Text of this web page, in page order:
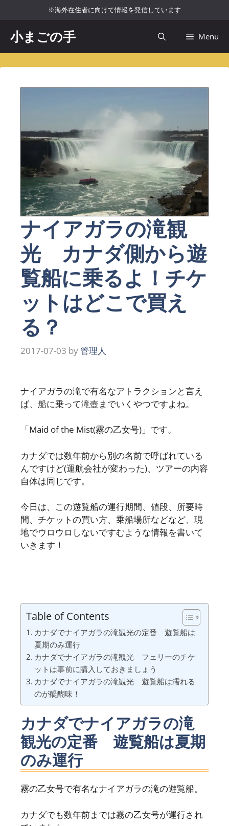
ツ
へ
※海外在住者に向けて情報を発信しています
小まごの手 Menu
ナイアガラの滝観
光 カナダ側から遊
覧船に乗るよ！チケ
ットはどこで買え
る？
2017-07-03 by管理人
ナイアガラの滝で有名なアトラクションと言え
ば、船に乗って滝壺までいくやつですよね。
「Maid of the Mist(霧の乙女号)」です。
カナダでは数年前から別の名前で呼ばれている
んですけど(運航会社が変わった)、ツアーの内容
自体は同じです。
今日は、この遊覧船の運行期間、値段、所要時
間、チケットの買い方、乗船場所などなど、現
地でウロウロしないですむような情報を書いて
いきます！
Table of Contents
カナダでナイアガラの滝観光の定番 遊覧船は
夏期のみ運行
カナダでナイアガラの滝観光 フェリーのチケ
ットは事前に購入しておきましょう
カナダでナイアガラの滝観光 遊覧船は濡れる
のが醍醐味！
カナダでナイアガラの滝
観光の定番 遊覧船は夏期
のみ運行
霧の乙女号で有名なナイアガラの滝の遊覧船。
カナダでも数年前までは霧の乙女号が運行され